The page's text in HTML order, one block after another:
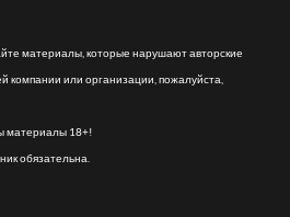
материалы, которые нарушают авторские
или организации, пожалуйста,
материалы 18+!
обязательна.